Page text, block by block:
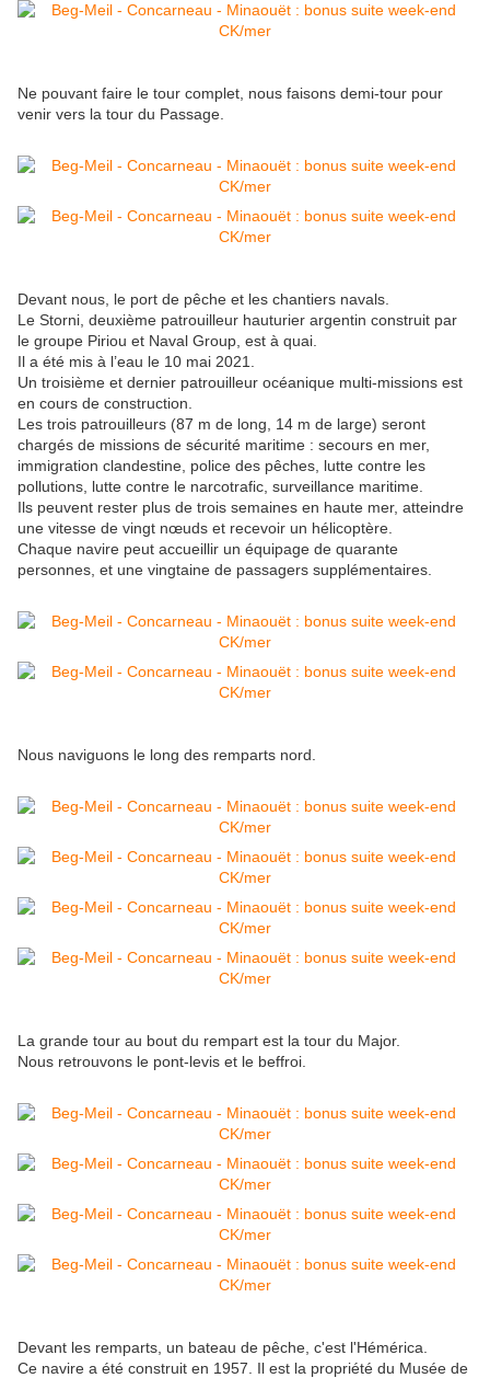
Ne pouvant faire le tour complet, nous faisons demi-tour pour
venir vers la tour du Passage.
Devant nous, le port de pêche et les chantiers navals.
Le Storni, deuxième patrouilleur hauturier argentin construit par
le groupe Piriou et Naval Group, est à quai.
Il a été mis à l’eau le 10 mai 2021.
Un troisième et dernier patrouilleur océanique multi-missions est
en cours de construction.
Les trois patrouilleurs (87 m de long, 14 m de large) seront
chargés de missions de sécurité maritime : secours en mer,
immigration clandestine, police des pêches, lutte contre les
pollutions, lutte contre le narcotrafic, surveillance maritime.
Ils peuvent rester plus de trois semaines en haute mer, atteindre
une vitesse de vingt nœuds et recevoir un hélicoptère.
Chaque navire peut accueillir un équipage de quarante
personnes, et une vingtaine de passagers supplémentaires.
Nous naviguons le long des remparts nord.
La grande tour au bout du rempart est la tour du Major.
Nous retrouvons le pont-levis et le beffroi.
Devant les remparts, un bateau de pêche, c'est l'Hémérica.
Ce navire a été construit en 1957. Il est la propriété du Musée de